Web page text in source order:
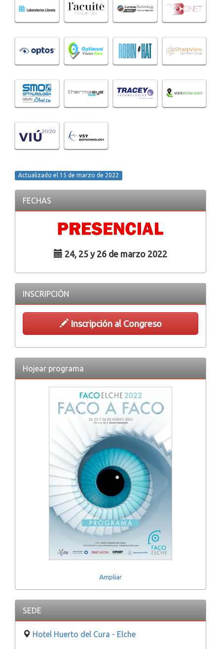
Actualizado el 15 de marzo de 2022
FECHAS
24, 25 y 26 de marzo 2022
INSCRIPCIÓN
Inscripción al Congreso
Hojear programa
Ampliar
SEDE
Hotel Huerto del Cura - Elche